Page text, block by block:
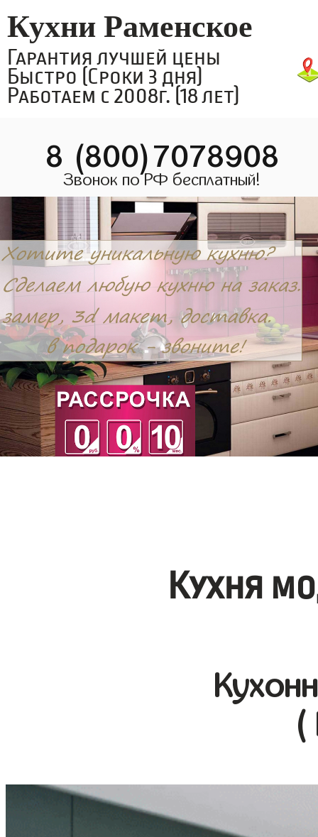
Кухни Раменское
Гарантия лучшей цены
Быстро (Сроки 3 дня)
Работаем с 2008г. (18 лет)
8 (800)7078908
Звонок по РФ бесплатный!
Кухня
(